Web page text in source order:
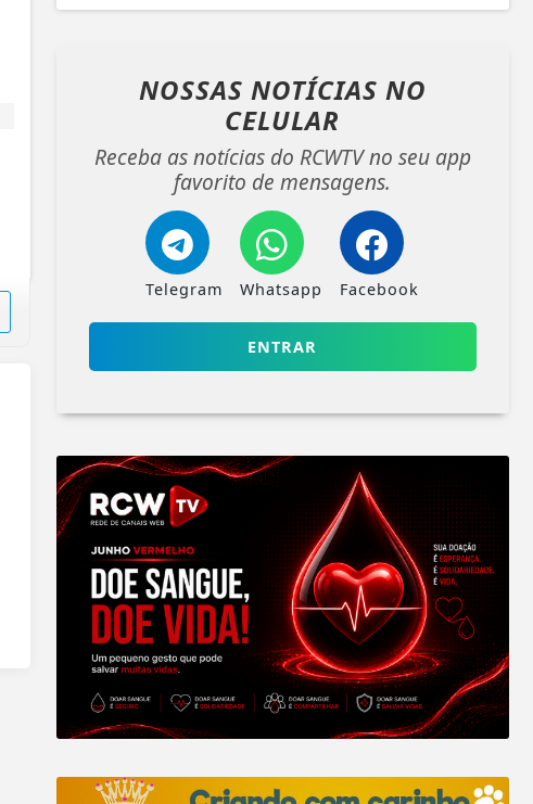
NOSSAS NOTÍCIAS NO
CELULAR
Receba as notícias do RCWTV no seu app
favorito de mensagens.
Telegram Whatsapp Facebook
ENTRAR